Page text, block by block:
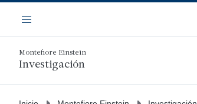
contenido
principal
Navegación
Menú
Montefiore Einstein
Investigación